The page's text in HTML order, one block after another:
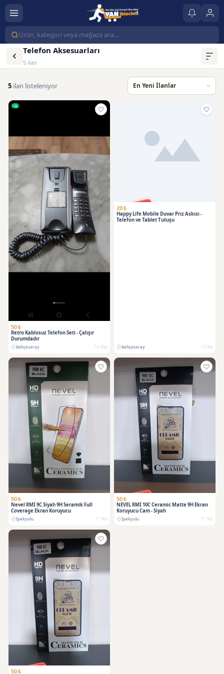
Telefon Aksesuarları
5 ilan
5 ilan listeleniyor
50 ₺
Retro Kablosuz Telefon Seti - Çalışır
Durumdadır
Bahçesaray 16 May
SATILDI
20 ₺
Happy Life Mobile Duvar Prız Askısı -
Telefon ve Tablet Tutuşu
Bahçesaray 13 Nis
50 ₺
Nevel RMI 9C Siyah 9H Seramik Full
Coverage Ekran Koruyucu
İpekyolu 11 Nis
SATILDI
50 ₺
NEVEL RMI 10C Ceramic Matte 9H Ekran
Koruyucu Cam - Siyah
İpekyolu 11 Nis
SATILDI
50 ₺